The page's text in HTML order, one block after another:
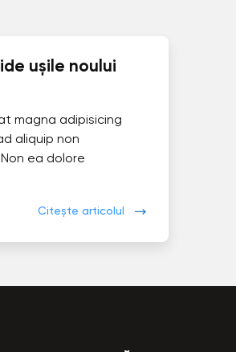
ușile noului
magna adipisicing
aliquip non
ea dolore
Citește articolul